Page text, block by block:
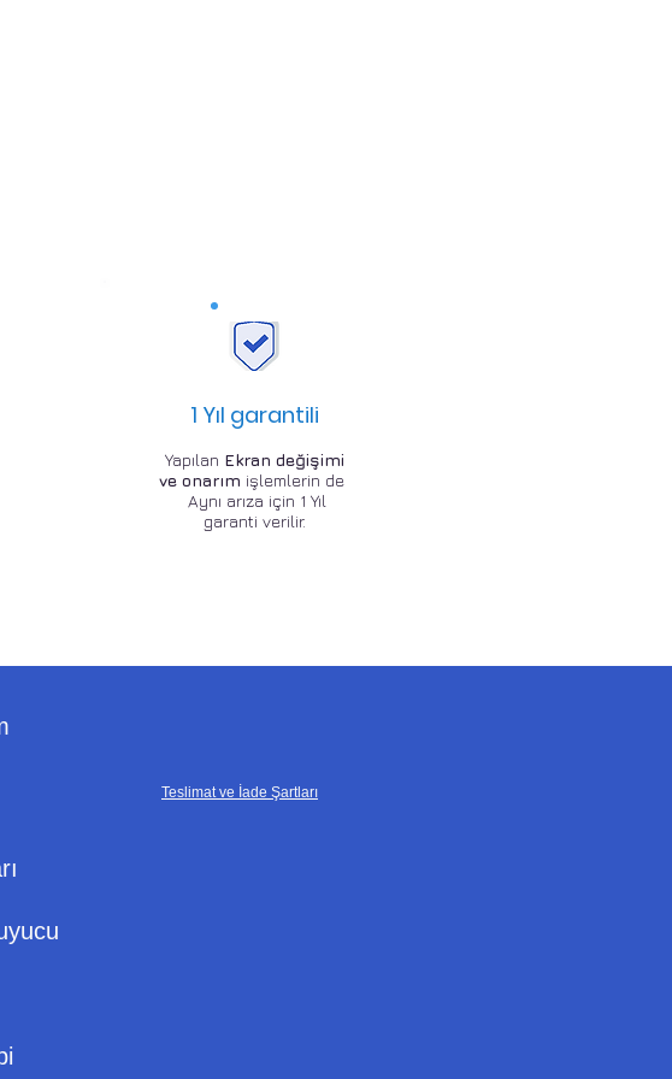
1 Yıl garantili
Yapılan Ekran değişimi
ve onarım işlemlerin de
Aynı arıza için 1 Yıl
garanti verilir.
Teslimat ve İade Şartları